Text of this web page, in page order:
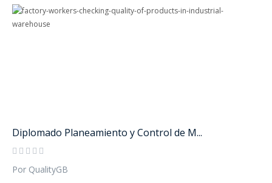
Diplomado Planeamiento y Control de M...
Por QualityGB